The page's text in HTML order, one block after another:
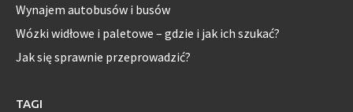
Wynajem autobusów i busów
Wózki widłowe i paletowe – gdzie i jak ich szukać?
Jak się sprawnie przeprowadzić?
TAGI